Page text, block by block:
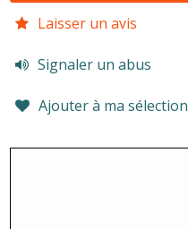
Laisser un avis
Signaler un abus
Ajouter à ma sélection